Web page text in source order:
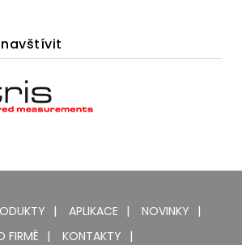
APLIKACE
NOVINKY
FIRMĚ
KONTAKTY